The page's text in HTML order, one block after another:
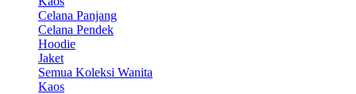
Celana Panjang
Celana Pendek
Hoodie
Jaket
Semua Koleksi Wanita
Kaos